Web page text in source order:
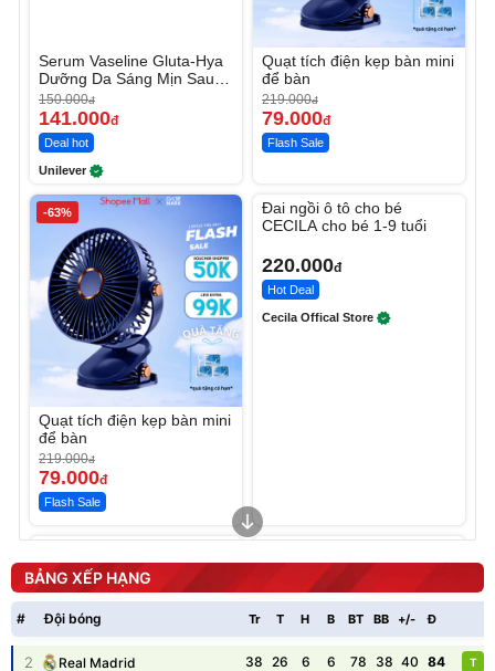
Serum Vaseline Gluta-Hya
Dưỡng Da Sáng Mịn Sau 7
Ngày
150.000đ
141.000đ
Deal hot
Unilever
Quạt tích điện kẹp bàn mini
để bàn
219.000đ
79.000đ
Flash Sale
-63%
Quạt tích điện kẹp bàn mini
để bàn
219.000đ
79.000đ
Flash Sale
Đai ngồi ô tô cho bé
CECILA cho bé 1-9 tuổi
220.000đ
Hot Deal
Cecila Offical Store
tức thì Vaseline Body
190.000 đ
138.330
D2-001 - Thông Minh
3.000.000
2.200.000
BẢNG XẾP HẠNG
# Đội bóng Tr T H B BT BB +/- Đ
2 Real Madrid 38 26 6 6 78 38 40 84 T